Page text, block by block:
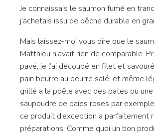
Je connaissais le saumon fumé en
j’achetais issu de pêche durable en
Mais laissez-moi vous dire que le
Matthieu n’avait rien de comparable.
pavé, je l’ai découpé en filet et
pain beurre au beurre salé, et même
grillé a la poêle avec des pates ou
saupoudre de baies roses par
ce produit d’exception a parfaitement
préparations. Comme quoi un bon